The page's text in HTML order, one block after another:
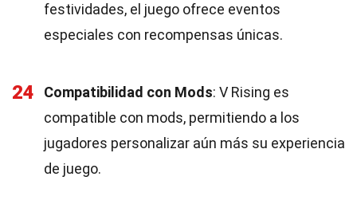
festividades, el juego ofrece eventos
especiales con recompensas únicas.
24 Compatibilidad con Mods: V Rising es
compatible con mods, permitiendo a los
jugadores personalizar aún más su experiencia
de juego.